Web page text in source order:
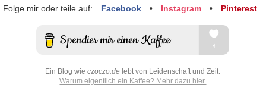
Folge mir oder teile auf: Facebook • Instagram • Pinterest
Ein Blog wieczoczo.de lebt von Leidenschaft und Zeit.
Warum eigentlich ein Kaffee? Mehr dazu hier.